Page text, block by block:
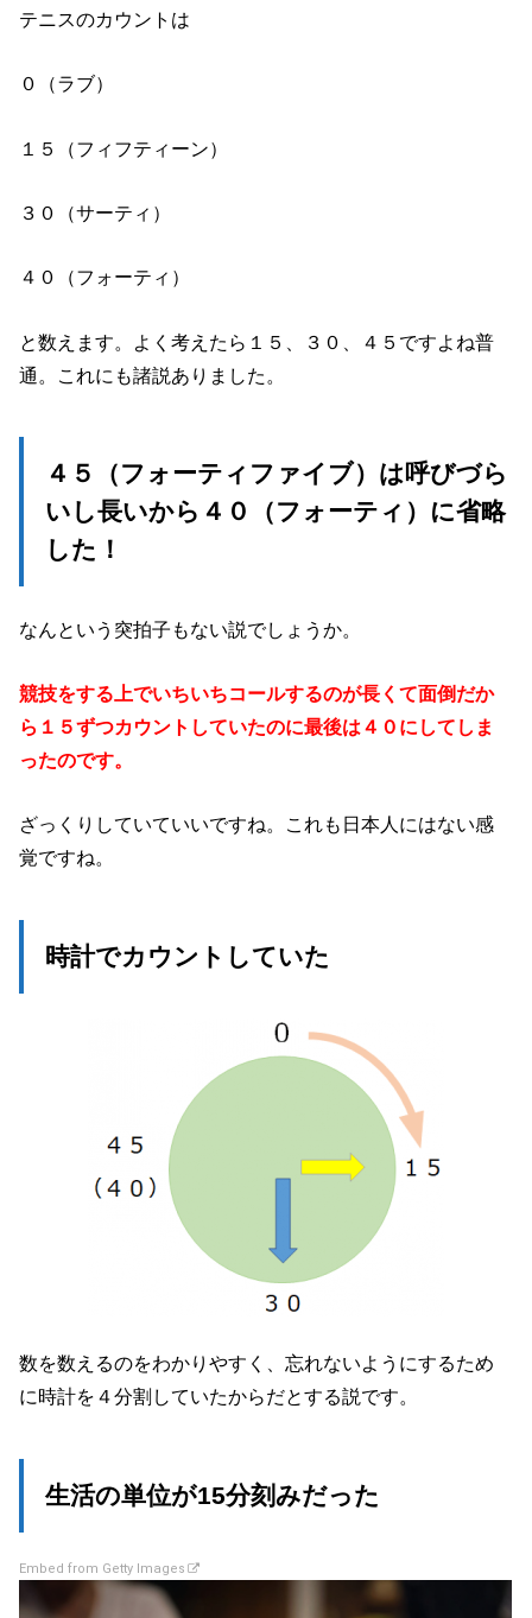
テニスのカウントは
０（ラブ）
１５（フィフティーン）
３０（サーティ）
４０（フォーティ）
と数えます。よく考えたら１５、３０、４５ですよね普
通。これにも諸説ありました。
４５（フォーティファイブ）は呼びづら
いし長いから４０（フォーティ）に省略
した！
なんという突拍子もない説でしょうか。
競技をする上でいちいちコールするのが長くて面倒だか
ら１５ずつカウントしていたのに最後は４０にしてしま
ったのです。
ざっくりしていていいですね。これも日本人にはない感
覚ですね。
時計でカウントしていた
数を数えるのをわかりやすく、忘れないようにするため
に時計を４分割していたからだとする説です。
生活の単位が15分刻みだった
Embed from Getty Images